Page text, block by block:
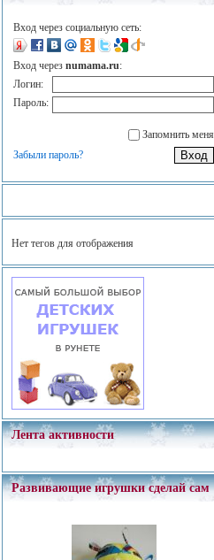
Вход через социальную сеть:
Вход через numama.ru:
Логин:
Пароль:
Запомнить меня
Забыли пароль?
Нет тегов для отображения
Лента активности
Развивающие игрушки сделай сам